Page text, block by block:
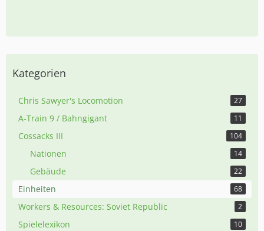
Kategorien
Chris Sawyer's Locomotion 27
A-Train 9 / Bahngigant 11
Cossacks III 104
Nationen 14
Gebäude 22
Einheiten 68
Workers & Resources: Soviet Republic 2
Spielelexikon 10